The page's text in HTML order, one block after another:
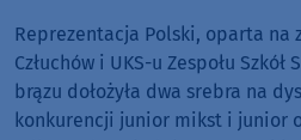
Reprezentacja Polski, oparta na
Człuchów i UKS-u Zespołu
brązu dołożyła dwa srebra na
konkurencji junior mikst i junior